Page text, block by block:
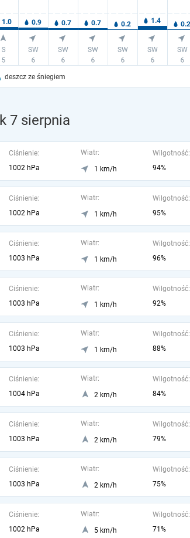
deszcz ze śniegiem
7 sierpnia
Ciśnienie:
1002 hPa
Wiatr:
1 km/h
Wilgotność:
94%
Ciśnienie:
1002 hPa
Wiatr:
1 km/h
Wilgotność:
95%
Ciśnienie:
1003 hPa
Wiatr:
1 km/h
Wilgotność:
96%
Ciśnienie:
1003 hPa
Wiatr:
1 km/h
Wilgotność:
92%
Ciśnienie:
1003 hPa
Wiatr:
1 km/h
Wilgotność:
88%
Ciśnienie:
1004 hPa
Wiatr:
2 km/h
Wilgotność:
84%
Ciśnienie:
1003 hPa
Wiatr:
2 km/h
Wilgotność:
79%
Ciśnienie:
1003 hPa
Wiatr:
2 km/h
Wilgotność:
75%
Ciśnienie:
1002 hPa
Wiatr:
5 km/h
Wilgotność:
71%